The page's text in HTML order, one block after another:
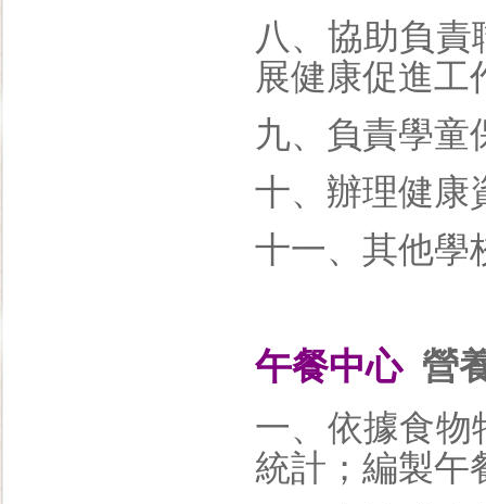
八、協助負
展健康促進工
九、負責學童
十、辦理健康
十一、其他學
午餐中心營
一、依據食物
統計；編製午